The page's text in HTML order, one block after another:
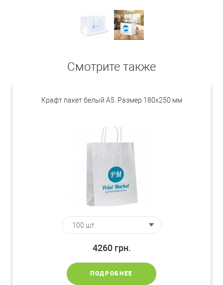
Смотрите также
Крафт пакет белый А5. Размер 180х250 мм
4260 грн.
ПОДРОБНЕЕ